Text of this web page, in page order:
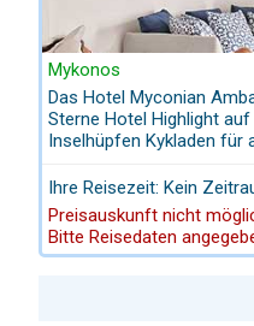
Mykonos
Das Hotel Myconian
Sterne Hotel Highlight
Inselhüpfen Kykladen für
Yalos. Einer der
Ihre Reisezeit: Kein
Preisauskunft nicht
Bitte Reisedaten